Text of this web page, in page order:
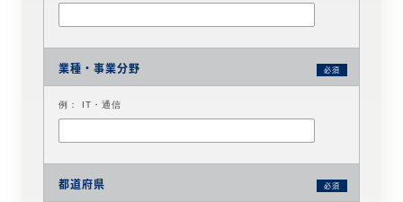
業種・事業分野 必須
例： IT・通信
都道府県 必須